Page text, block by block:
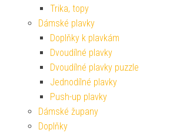
Trika, topy
Dámské plavky
Doplňky k plavkám
Dvoudílné plavky
Dvoudílné plavky puzzle
Jednodílné plavky
Push-up plavky
Dámské župany
Doplňky